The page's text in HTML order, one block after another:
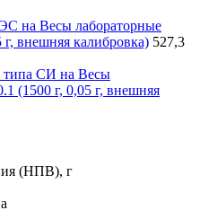
на Весы лабораторные
внешняя калибровка) 527,3
типа СИ на Весы
(1500 г, 0,05 г, внешняя
(НПВ), г